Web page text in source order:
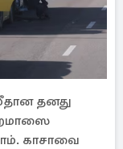
தனது
ஹமாஸை
காசாவை